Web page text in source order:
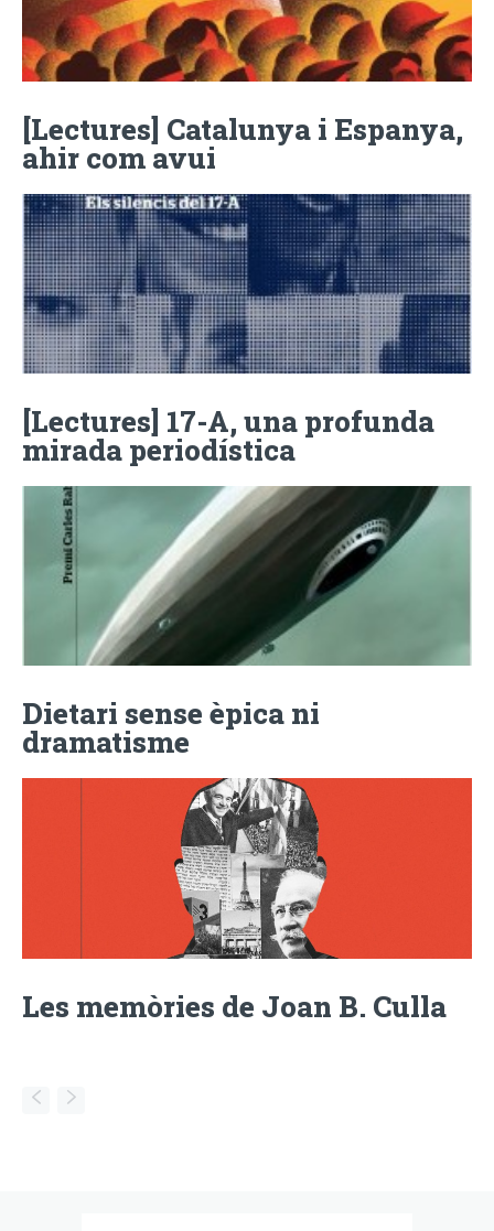
[Lectures] Catalunya i Espanya,
ahir com avui
[Lectures] 17-A, una profunda
mirada periodística
Dietari sense èpica ni
dramatisme
Les memòries de Joan B. Culla